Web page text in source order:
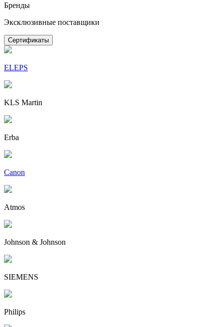
Бренды
Эксклюзивные поставщики
Сертификаты
ELEPS
KLS Martin
Erba
Canon
Atmos
Johnson & Johnson
SIEMENS
Philips